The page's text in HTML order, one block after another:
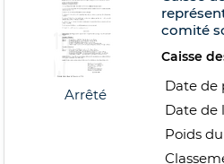
Arrêté
comité
Caisse
Date de
Date de
Poids